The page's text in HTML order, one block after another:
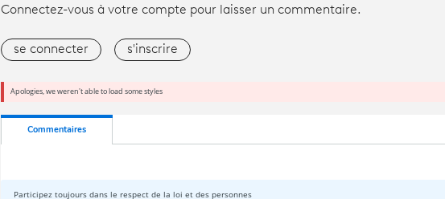
Connectez-vous à votre compte pour laisser un commentaire.
se connecter s'inscrire